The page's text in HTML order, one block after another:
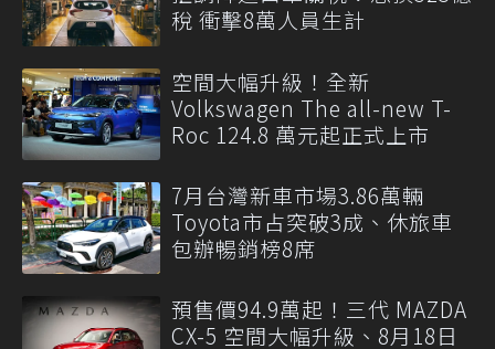
稅 衝擊8萬人員生計
空間大幅升級！全新
Volkswagen The all-new T-
Roc 124.8 萬元起正式上市
7月台灣新車市場3.86萬輛
Toyota市占突破3成、休旅車
包辦暢銷榜8席
預售價94.9萬起！三代 MAZDA
CX-5 空間大幅升級、8月18日